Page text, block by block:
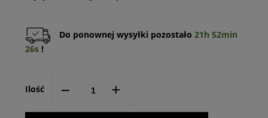
Do ponownej wysyłki pozostało 21h 52min
26s!
Ilość -- +